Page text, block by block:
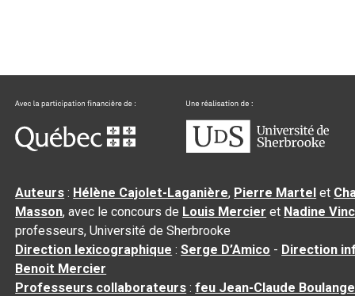
Auteurs : Hélène Cajolet-Laganière, Pierre Martel et
Masson, avec le concours de Louis Mercier et Nadine
professeurs, Université de Sherbrooke
Direction lexicographique :Serge D’Amico - Direction
Benoit Mercier
Professeurs collaborateurs :feu Jean-Claude